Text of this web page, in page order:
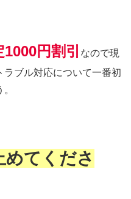
円割引
なので現
ブル対応について一番初
めてくださ